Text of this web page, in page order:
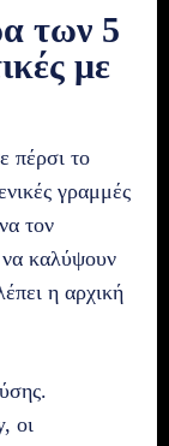
των 5
με
πέρσι το
γραμμές
τον
καλύψουν
η αρχική
οι